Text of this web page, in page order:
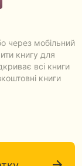
через мобільний
книгу для
всі книги
книги